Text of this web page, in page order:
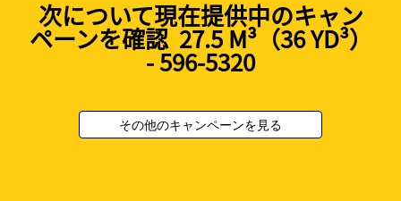
次について現在提供中のキャン
ペーンを確認 27.5 M³（36 YD³）
- 596-5320
その他のキャンペーンを見る